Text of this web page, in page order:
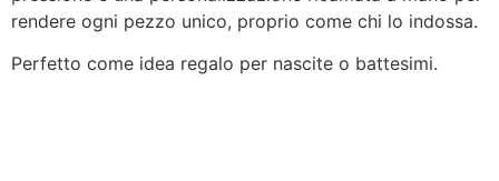
rendere ogni pezzo unico, proprio come chi lo indossa.
Perfetto come idea regalo per nascite o battesimi.